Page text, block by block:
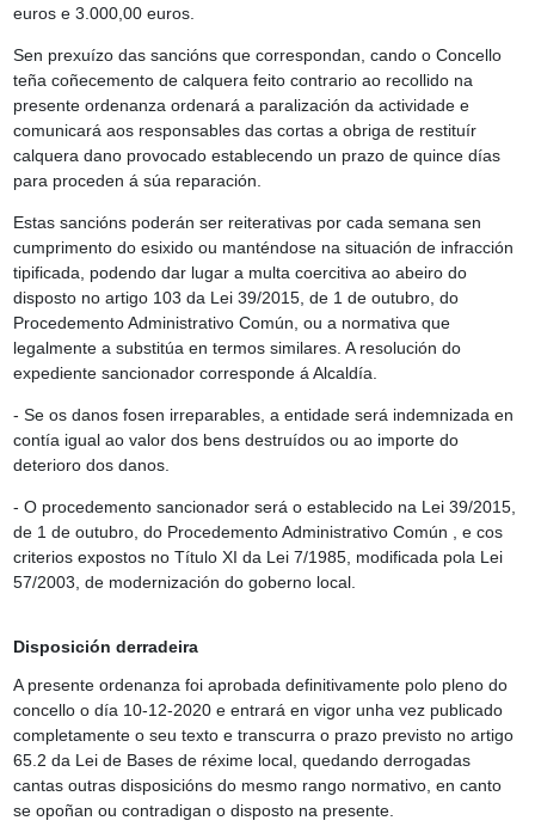
euros e 3.000,00 euros.
Sen prexuízo das sancións que correspondan, cando o Concello
teña coñecemento de calquera feito contrario ao recollido na
presente ordenanza ordenará a paralización da actividade e
comunicará aos responsables das cortas a obriga de restituír
calquera dano provocado establecendo un prazo de quince días
para proceden á súa reparación.
Estas sancións poderán ser reiterativas por cada semana sen
cumprimento do esixido ou manténdose na situación de infracción
tipificada, podendo dar lugar a multa coercitiva ao abeiro do
disposto no artigo 103 da Lei 39/2015, de 1 de outubro, do
Procedemento Administrativo Común, ou a normativa que
legalmente a substitúa en termos similares. A resolución do
expediente sancionador corresponde á Alcaldía.
- Se os danos fosen irreparables, a entidade será indemnizada en
contía igual ao valor dos bens destruídos ou ao importe do
deterioro dos danos.
- O procedemento sancionador será o establecido na Lei 39/2015,
de 1 de outubro, do Procedemento Administrativo Común , e cos
criterios expostos no Título XI da Lei 7/1985, modificada pola Lei
57/2003, de modernización do goberno local.
Disposición derradeira
A presente ordenanza foi aprobada definitivamente polo pleno do
concello o día 10-12-2020 e entrará en vigor unha vez publicado
completamente o seu texto e transcurra o prazo previsto no artigo
65.2 da Lei de Bases de réxime local, quedando derrogadas
cantas outras disposicións do mesmo rango normativo, en canto
se opoñan ou contradigan o disposto na presente.